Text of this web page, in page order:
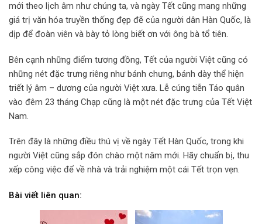
mới theo lịch âm như chúng ta, và ngày Tết cũng mang những
giá trị văn hóa truyền thống đẹp đẽ của người dân Hàn Quốc, là
dịp để đoàn viên và bày tỏ lòng biết ơn với ông bà tổ tiên.
Bên cạnh những điểm tương đồng, Tết của người Việt cũng có
những nét đặc trưng riêng như bánh chưng, bánh dày thể hiện
triết lý âm – dương của người Việt xưa. Lễ cúng tiễn Táo quân
vào đêm 23 tháng Chạp cũng là một nét đặc trưng của Tết Việt
Nam.
Trên đây là những điều thú vị về ngày Tết Hàn Quốc, trong khi
người Việt cũng sắp đón chào một năm mới. Hãy chuẩn bị, thu
xếp công việc để về nhà và trải nghiệm một cái Tết trọn vẹn.
Bài viết liên quan: